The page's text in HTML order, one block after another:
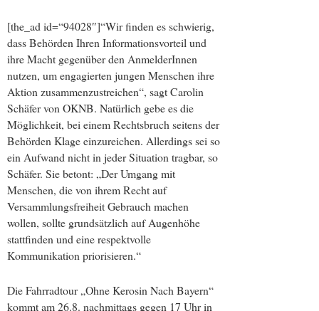
[the_ad id=“94028″]“Wir finden es schwierig,
dass Behörden Ihren Informationsvorteil und
ihre Macht gegenüber den AnmelderInnen
nutzen, um engagierten jungen Menschen ihre
Aktion zusammenzustreichen“, sagt Carolin
Schäfer von OKNB. Natürlich gebe es die
Möglichkeit, bei einem Rechtsbruch seitens der
Behörden Klage einzureichen. Allerdings sei so
ein Aufwand nicht in jeder Situation tragbar, so
Schäfer. Sie betont: „Der Umgang mit
Menschen, die von ihrem Recht auf
Versammlungsfreiheit Gebrauch machen
wollen, sollte grundsätzlich auf Augenhöhe
stattfinden und eine respektvolle
Kommunikation priorisieren.“
Die Fahrradtour „Ohne Kerosin Nach Bayern“
kommt am 26.8. nachmittags gegen 17 Uhr in